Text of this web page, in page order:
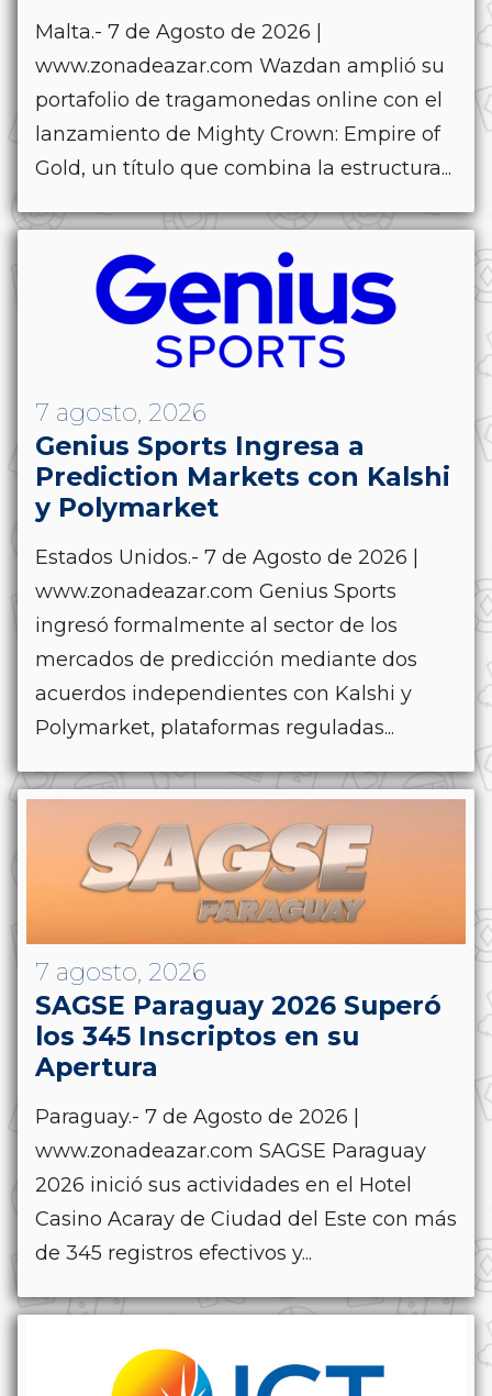
Malta.- 7 de Agosto de 2026 |
www.zonadeazar.com Wazdan amplió su
portafolio de tragamonedas online con el
lanzamiento de Mighty Crown: Empire of
Gold, un título que combina la estructura...
7 agosto, 2026
Genius Sports Ingresa a
Prediction Markets con Kalshi
y Polymarket
Estados Unidos.- 7 de Agosto de 2026 |
www.zonadeazar.com Genius Sports
ingresó formalmente al sector de los
mercados de predicción mediante dos
acuerdos independientes con Kalshi y
Polymarket, plataformas reguladas...
7 agosto, 2026
SAGSE Paraguay 2026 Superó
los 345 Inscriptos en su
Apertura
Paraguay.- 7 de Agosto de 2026 |
www.zonadeazar.com SAGSE Paraguay
2026 inició sus actividades en el Hotel
Casino Acaray de Ciudad del Este con más
de 345 registros efectivos y...